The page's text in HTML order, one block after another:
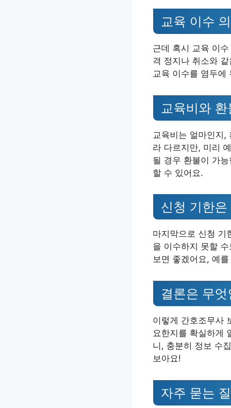
교육 이수
근데 혹시 교육 이
격 정지나 취소와
교육 이수를 염두에
교육비와
교육비는 얼마인지,
라 다르지만, 미리
될 경우 환불이 가
할 수 있어요.
신청 기한
마지막으로 신청 기
을 이수하지 못할
보면 좋겠어요, 예
결론은 무엇
이렇게 간호조무사
요한지를 확실하게
니, 충분히 정보 수
보아요!
자주 묻는